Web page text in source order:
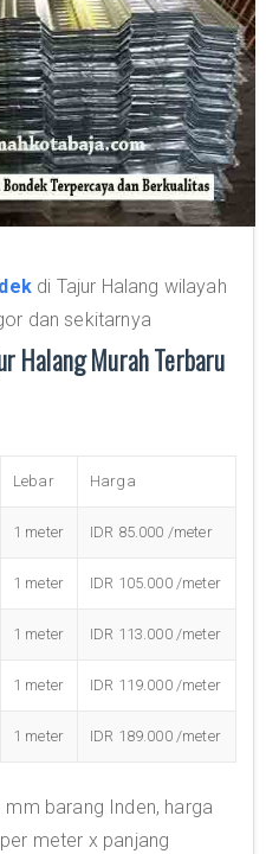
di Tajur Halang wilayah
dan sekitarnya
Halang Murah Terbaru
Lebar Harga
1 meter IDR 85.000 /meter
1 meter IDR 105.000 /meter
1 meter IDR 113.000 /meter
1 meter IDR 119.000 /meter
1 meter IDR 189.000 /meter
barang Inden, harga
meter x panjang